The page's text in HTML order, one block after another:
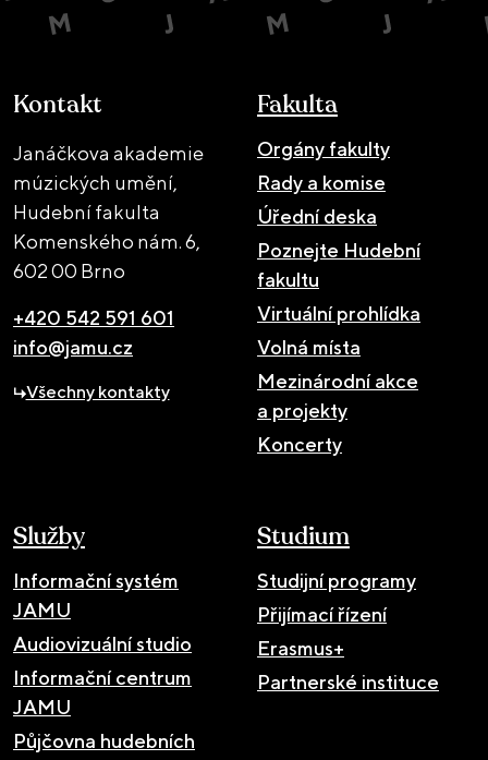
Kontakt
Janáčkova akademie
múzických umění,
Hudební fakulta
Komenského nám. 6,
602 00 Brno
+420 542 591 601
info@jamu.cz
Všechny kontakty
Fakulta
Orgány fakulty
Rady a komise
Úřední deska
Poznejte Hudební
fakultu
Virtuální prohlídka
Volná místa
Mezinárodní akce
a projekty
Koncerty
Služby
Informační systém
JAMU
Audiovizuální studio
Informační centrum
JAMU
Půjčovna hudebních
Studium
Studijní programy
Přijímací řízení
Erasmus+
Partnerské instituce